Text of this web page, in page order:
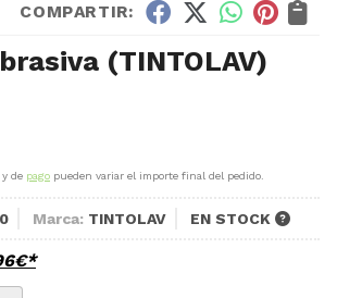
COMPARTIR:
(TINTOLAV)
y de pago pueden variar el importe final del pedido.
Marca: TINTOLAV EN STOCK
€*